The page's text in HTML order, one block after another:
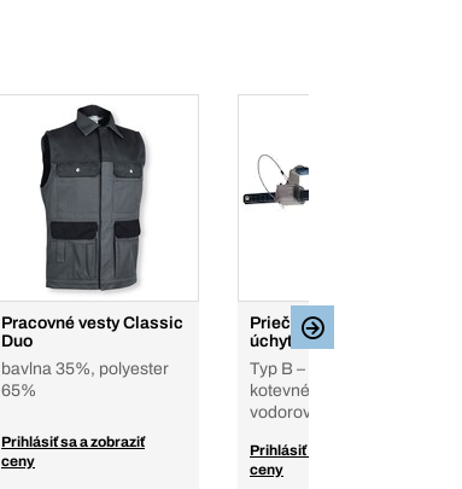
Pracovné vesty Classic
Duo
bavlna 35%, polyester
65%
Prihlásiť sa a zobraziť
ceny
Priečnik s pohyblivým
úchytom bremena
Typ B – Dočasné
kotevné zariadenia,
vodorovné, na nosníky
Prihlásiť sa a zobraziť
ceny